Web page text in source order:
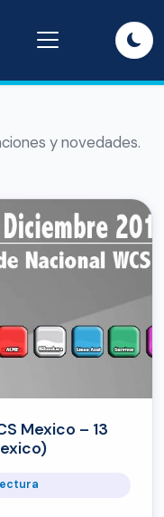
y novedades.
Mexico – 13